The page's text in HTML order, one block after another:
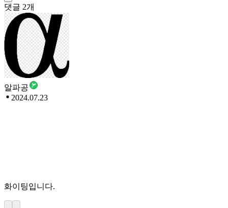
댓글 2개
알파공
2024.07.23
화이팅입니다.